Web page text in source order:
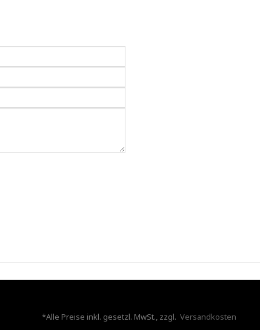
*Alle Preise inkl. gesetzl. MwSt., zzgl. Versandkosten